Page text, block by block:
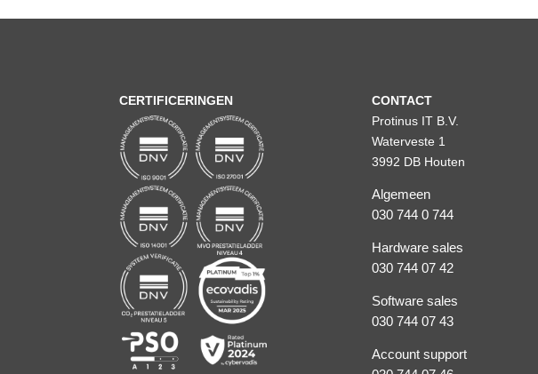
CERTIFICERINGEN
CONTACT
Protinus IT B.V.
Waterveste 1
3992 DB Houten
Algemeen
030 744 0 744
Hardware sales
030 744 07 42
Software sales
030 744 07 43
Account support